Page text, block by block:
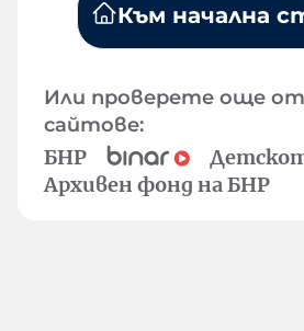
Към начална
Или проверете още
сайтове:
БНР
Архивен фонд на БНР